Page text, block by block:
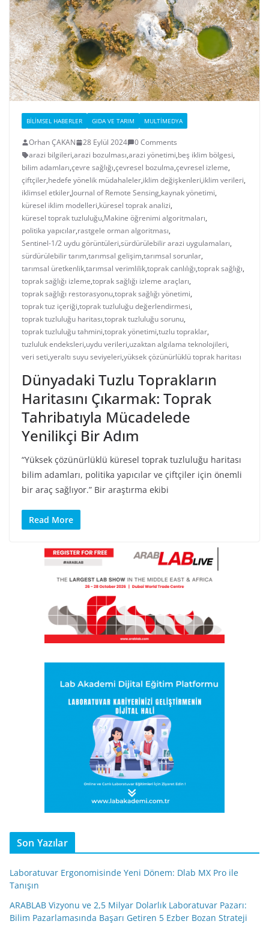
BILIMSEL HABERLER GIDA VE TARIM MULTIMEDYA
Orhan ÇAKAN 28 Eylül 2024
0 Comments
arazi bilgileri,arazi bozulması,arazi yönetimi,beş iklim bölgesi,
bilim adamları,çevre sağlığı,çevresel bozulma,çevresel izleme,
çiftçiler,hedefe yönelik müdahaleler,iklim değişkenleri,iklim verileri,
iklimsel etkiler,Journal of Remote Sensing,kaynak yönetimi,
küresel iklim modelleri,küresel toprak analizi,
küresel toprak tuzluluğu,Makine öğrenimi algoritmaları,
politika yapıcılar,rastgele orman algoritması,
Sentinel-1/2 uydu görüntüleri,sürdürülebilir arazi uygulamaları,
sürdürülebilir tarım,tarımsal gelişim,tarımsal sorunlar,
tarımsal üretkenlik,tarımsal verimlilik,toprak canlılığı,toprak sağlığı,
toprak sağlığı izleme,toprak sağlığı izleme araçları,
toprak sağlığı restorasyonu,toprak sağlığı yönetimi,
toprak tuz içeriği,toprak tuzluluğu değerlendirmesi,
toprak tuzluluğu haritası,toprak tuzluluğu sorunu,
toprak tuzluluğu tahmini,toprak yönetimi,tuzlu topraklar,
tuzluluk endeksleri,uydu verileri,uzaktan algılama teknolojileri,
veri seti,yeraltı suyu seviyeleri,yüksek çözünürlüklü toprak haritası
Dünyadaki Tuzlu Toprakların
Haritasını Çıkarmak: Toprak
Tahribatıyla Mücadelede
Yenilikçi Bir Adım
“Yüksek çözünürlüklü küresel toprak tuzluluğu haritası
bilim adamları, politika yapıcılar ve çiftçiler için önemli
bir araç sağlıyor.” Bir araştırma ekibi
Read More
Son Yazılar
Laboratuvar Ergonomisinde Yeni Dönem: Dlab MX Pro ile
Tanışın
ARABLAB Vizyonu ve 2,5 Milyar Dolarlık Laboratuvar Pazarı:
Bilim Pazarlamasında Başarı Getiren 5 Ezber Bozan Strateji